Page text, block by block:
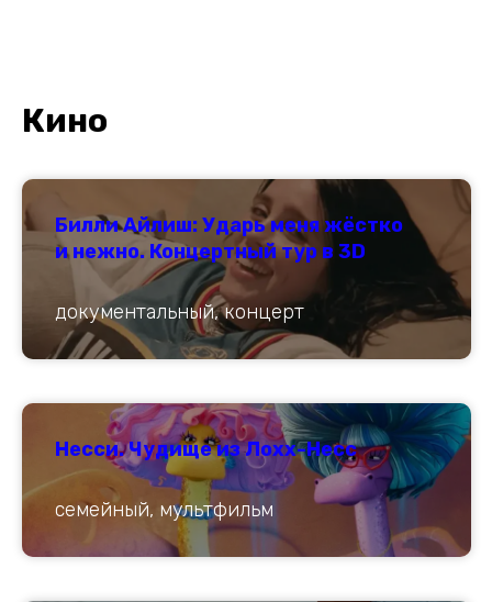
Кино
Билли Айлиш: Ударь меня жёстко
и нежно. Концертный тур в 3D
документальный, концерт
Несси. Чудище из Лохх-Несс
семейный, мультфильм